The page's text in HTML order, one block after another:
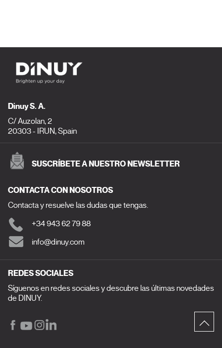
Dinuy S. A.
C/ Auzolan, 2
20303 - IRUN, Spain
SUSCRÍBETE A NUESTRO NEWSLETTER
CONTACTA CON NOSOTROS
Contacta y resuelve las dudas que tengas.
+34 943 62 79 88
info@dinuy.com
REDES SOCIALES
Síguenos en redes sociales y descubre las últimas novedades
de DINUY.